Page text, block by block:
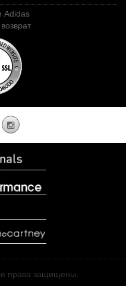
Adidas
права защищены.